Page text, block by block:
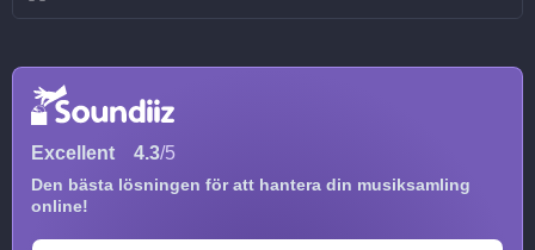
Excellent 4.3/5
Den bästa lösningen för att hantera din musiksamling
online!